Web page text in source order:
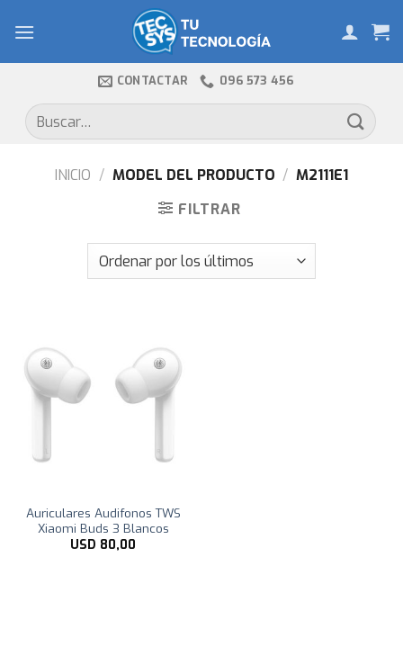
CONTACTAR 096 573 456
Buscar
por:
INICIO / MODEL DEL PRODUCTO / M2111E1
FILTRAR
Auriculares Audifonos TWS
Xiaomi Buds 3 Blancos
USD 80,00